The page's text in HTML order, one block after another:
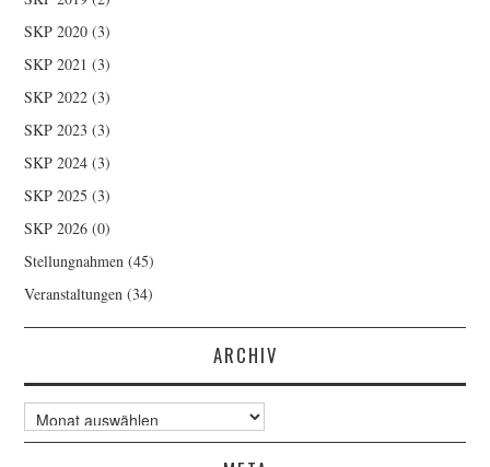
SKP 2020 (3)
SKP 2021 (3)
SKP 2022 (3)
SKP 2023 (3)
SKP 2024 (3)
SKP 2025 (3)
SKP 2026 (0)
Stellungnahmen (45)
Veranstaltungen (34)
ARCHIV
Archiv